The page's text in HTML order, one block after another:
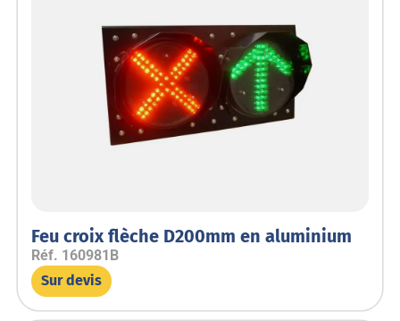
Feu croix flèche D200mm en aluminium
Réf. 160981B
Sur devis